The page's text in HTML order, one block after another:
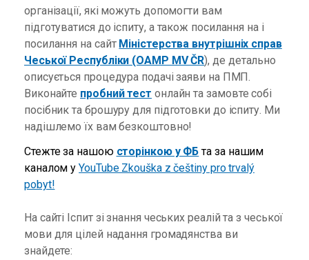
організації, які можуть допомогти вам
підготуватися до іспиту, а також посилання на і
посилання на сайт Міністерства внутрішніх справ
Чеської Республіки (OAMP MV ČR), де детально
описується процедура подачі заяви на ПМП.
Виконайте пробний тест онлайн та замовте собі
посібник та брошуру для підготовки до іспиту. Ми
надішлемо їх вам безкоштовно!
Стежте за нашою сторінкою у ФБта за нашим
каналом уYouTube Zkouška z češtiny pro trvalý
pobyt!
На сайті Іспит зі знання чеських реалій та з чеської
мови для цілей надання громадянства ви
знайдете: